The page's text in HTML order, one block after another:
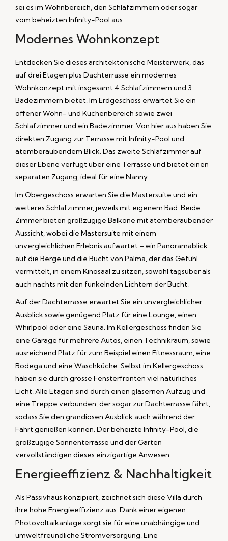
sei es im Wohnbereich, den Schlafzimmern oder sogar
vom beheizten Infinity-Pool aus.
Modernes Wohnkonzept
Entdecken Sie dieses architektonische Meisterwerk, das
auf drei Etagen plus Dachterrasse ein modernes
Wohnkonzept mit insgesamt 4 Schlafzimmern und 3
Badezimmern bietet. Im Erdgeschoss erwartet Sie ein
offener Wohn- und Küchenbereich sowie zwei
Schlafzimmer und ein Badezimmer. Von hier aus haben Sie
direkten Zugang zur Terrasse mit Infinity-Pool und
atemberaubendem Blick. Das zweite Schlafzimmer auf
dieser Ebene verfügt über eine Terrasse und bietet einen
separaten Zugang, ideal für eine Nanny.
Im Obergeschoss erwarten Sie die Mastersuite und ein
weiteres Schlafzimmer, jeweils mit eigenem Bad. Beide
Zimmer bieten großzügige Balkone mit atemberaubender
Aussicht, wobei die Mastersuite mit einem
unvergleichlichen Erlebnis aufwartet – ein Panoramablick
auf die Berge und die Bucht von Palma, der das Gefühl
vermittelt, in einem Kinosaal zu sitzen, sowohl tagsüber als
auch nachts mit den funkelnden Lichtern der Bucht.
Auf der Dachterrasse erwartet Sie ein unvergleichlicher
Ausblick sowie genügend Platz für eine Lounge, einen
Whirlpool oder eine Sauna. Im Kellergeschoss finden Sie
eine Garage für mehrere Autos, einen Technikraum, sowie
ausreichend Platz für zum Beispiel einen Fitnessraum, eine
Bodega und eine Waschküche. Selbst im Kellergeschoss
haben sie durch grosse Fensterfronten viel natürliches
Licht. Alle Etagen sind durch einen gläsernen Aufzug und
eine Treppe verbunden, der sogar zur Dachterrasse fährt,
sodass Sie den grandiosen Ausblick auch während der
Fahrt genießen können. Der beheizte Infinity-Pool, die
großzügige Sonnenterrasse und der Garten
vervollständigen dieses einzigartige Anwesen.
Energieeffizienz & Nachhaltigkeit
Als Passivhaus konzipiert, zeichnet sich diese Villa durch
ihre hohe Energieeffizienz aus. Dank einer eigenen
Photovoltaikanlage sorgt sie für eine unabhängige und
umweltfreundliche Stromversorgung. Eine